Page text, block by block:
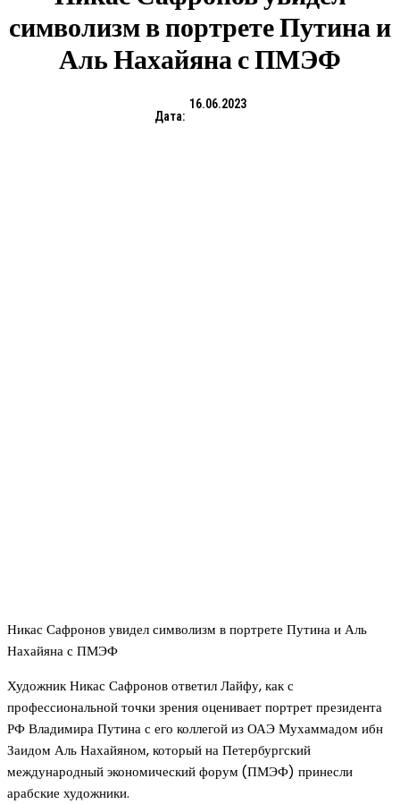
символизм в портрете Путина и
Аль Нахайяна с ПМЭФ
Дата:
16.06.2023
Никас Сафронов увидел символизм в портрете Путина и Аль
Нахайяна с ПМЭФ
Художник Никас Сафронов ответил Лайфу, как с
профессиональной точки зрения оценивает портрет президента
РФ Владимира Путина с его коллегой из ОАЭ Мухаммадом ибн
Заидом Аль Нахайяном, который на Петербургский
международный экономический форум (ПМЭФ) принесли
арабские художники.